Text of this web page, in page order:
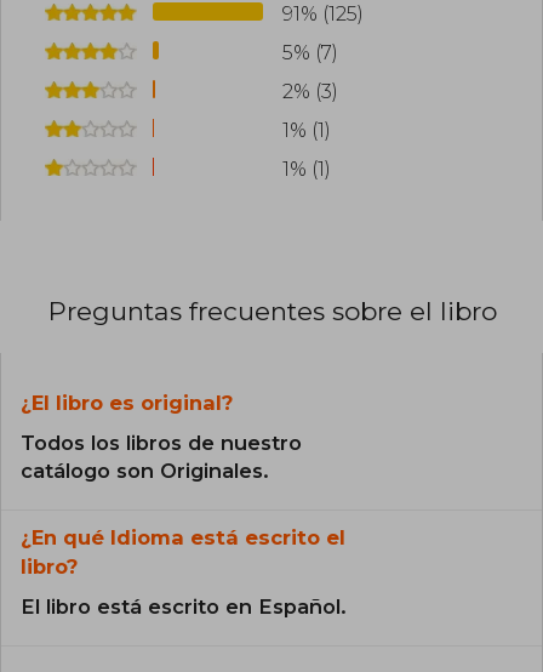
91% (125)
5% (7)
2% (3)
1% (1)
1% (1)
Preguntas frecuentes sobre el libro
¿El libro es original?
Todos los libros de nuestro
catálogo son Originales.
¿En qué Idioma está escrito el
libro?
El libro está escrito en Español.